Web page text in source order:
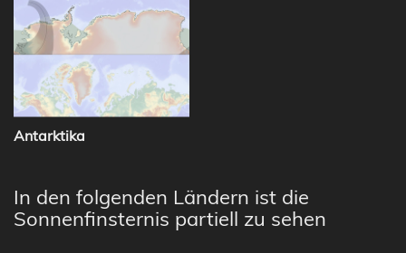
Antarktika
In den folgenden Ländern ist die
Sonnenfinsternis partiell zu sehen